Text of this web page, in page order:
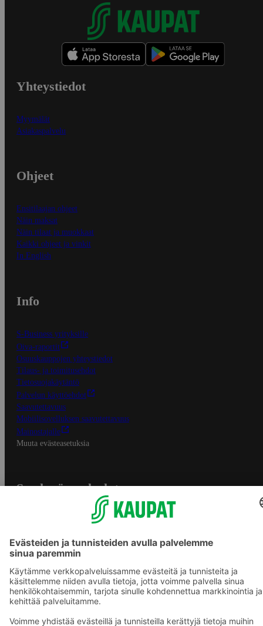
Yhteystiedot
Myymälät
Asiakaspalvelu
Ohjeet
Ensitilaajan ohjeet
Näin maksat
Näin tilaat ja muokkaat
Kaikki ohjeet ja vinkit
In English
Info
S-Business yrityksille
Oiva-raportit
Osuuskauppojen yhteystiedot
Tilaus- ja toimitusehdot
Tietosuojakäytäntö
Palvelun käyttöehdot
Saavutettavuus
Mobiilisovelluksen saavutettavuus
Mainostajalle
Muuta evästeasetuksia
S-ryhmän palvelut
Yhteishyvä Ruoka -sovellus
S-ostoslista -sovellus
Prisma.fi
Sokos.fi
S-Pankki